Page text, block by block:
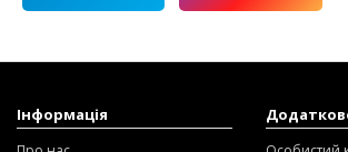
Інформація